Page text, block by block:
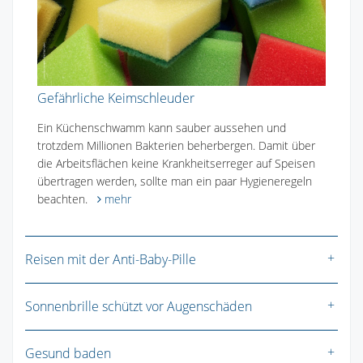
Gefährliche Keimschleuder
Ein Küchenschwamm kann sauber aussehen und
trotzdem Millionen Bakterien beherbergen. Damit über
die Arbeitsflächen keine Krankheitserreger auf Speisen
übertragen werden, sollte man ein paar Hygieneregeln
beachten.
mehr
Reisen mit der Anti-Baby-Pille
Sonnenbrille schützt vor Augenschäden
Gesund baden